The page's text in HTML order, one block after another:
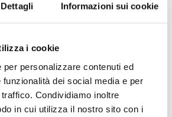
Dettagli Informazioni sui cookie
i cookie
personalizzare contenuti ed
dei social media e per
Condividiamo inoltre
in cui utilizza il nostro sito con i
IL CLIENTE